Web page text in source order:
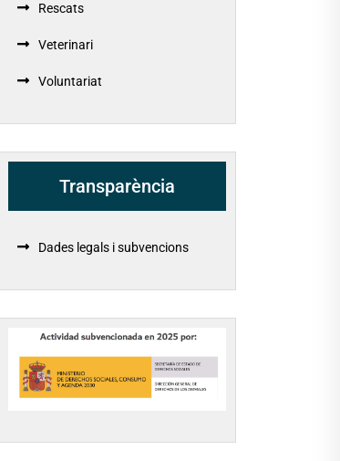
Rescats
Veterinari
Voluntariat
Transparència
Dades legals i subvencions